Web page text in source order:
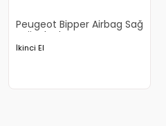
Peugeot Bipper Airbag Sağ
Orjinal Çıkma
İkinci El